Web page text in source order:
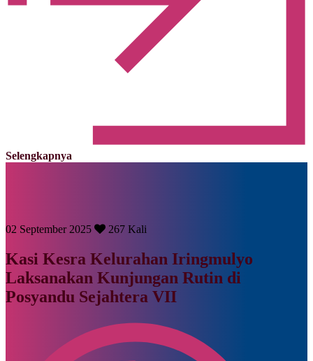
Selengkapnya
02 September 2025 267 Kali
Kasi Kesra Kelurahan Iringmulyo
Laksanakan Kunjungan Rutin di
Posyandu Sejahtera VII